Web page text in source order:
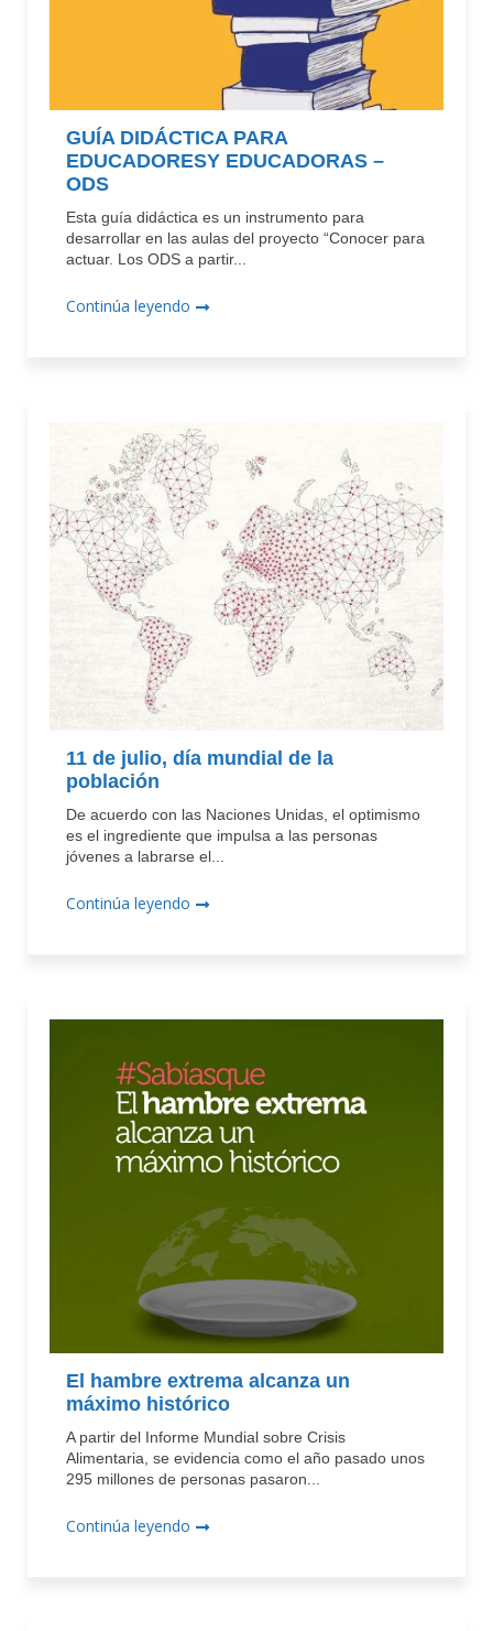
GUÍA DIDÁCTICA PARA
EDUCADORESY EDUCADORAS –
ODS
Esta guía didáctica es un instrumento para
desarrollar en las aulas del proyecto “Conocer para
actuar. Los ODS a partir...
Continúa leyendo
11 de julio, día mundial de la
población
De acuerdo con las Naciones Unidas, el optimismo
es el ingrediente que impulsa a las personas
jóvenes a labrarse el...
Continúa leyendo
El hambre extrema alcanza un
máximo histórico
A partir del Informe Mundial sobre Crisis
Alimentaria, se evidencia como el año pasado unos
295 millones de personas pasaron...
Continúa leyendo